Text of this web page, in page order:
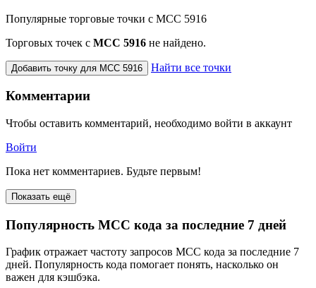
Популярные торговые точки с MCC 5916
Торговых точек с МСС 5916 не найдено.
Добавить точку для MCC 5916 Найти все точки
Комментарии
Чтобы оставить комментарий, необходимо войти в аккаунт
Войти
Пока нет комментариев. Будьте первым!
Показать ещё
Популярность MCC кода за последние 7 дней
График отражает частоту запросов MCC кода за последние 7
дней. Популярность кода помогает понять, насколько он
важен для кэшбэка.